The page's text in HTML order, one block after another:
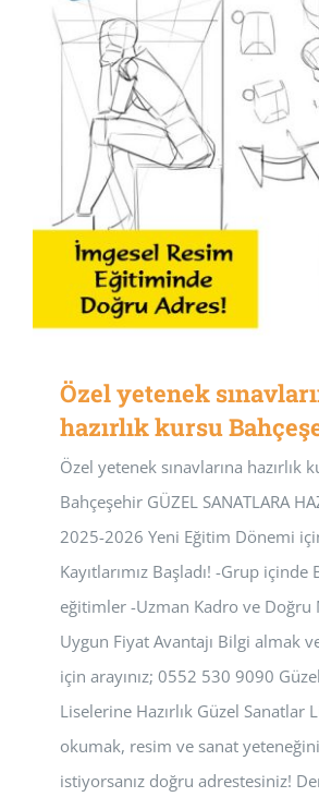
Özel yetenek
hazırlık kursu
Özel yetenek sınavlarına hazırlık
Bahçeşehir GÜZEL SANATLARA
2025-2026 Yeni Eğitim Dönemi
Kayıtlarımız Başladı! -Grup içinde
eğitimler -Uzman Kadro ve Doğru
Uygun Fiyat Avantajı Bilgi almak
için arayınız; 0552 530 9090
Liselerine Hazırlık Güzel Sanatlar
okumak, resim ve sanat
istiyorsanız doğru adrestesiniz!